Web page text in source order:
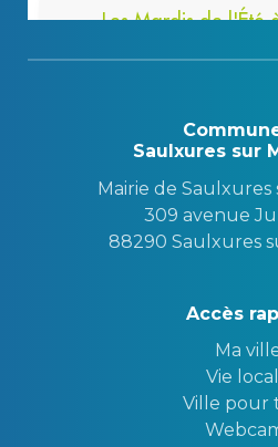
Saulxures sur
Mairie de
309 avenue
88290 Saulxures
Accès
Ma
Vie
Ville pour